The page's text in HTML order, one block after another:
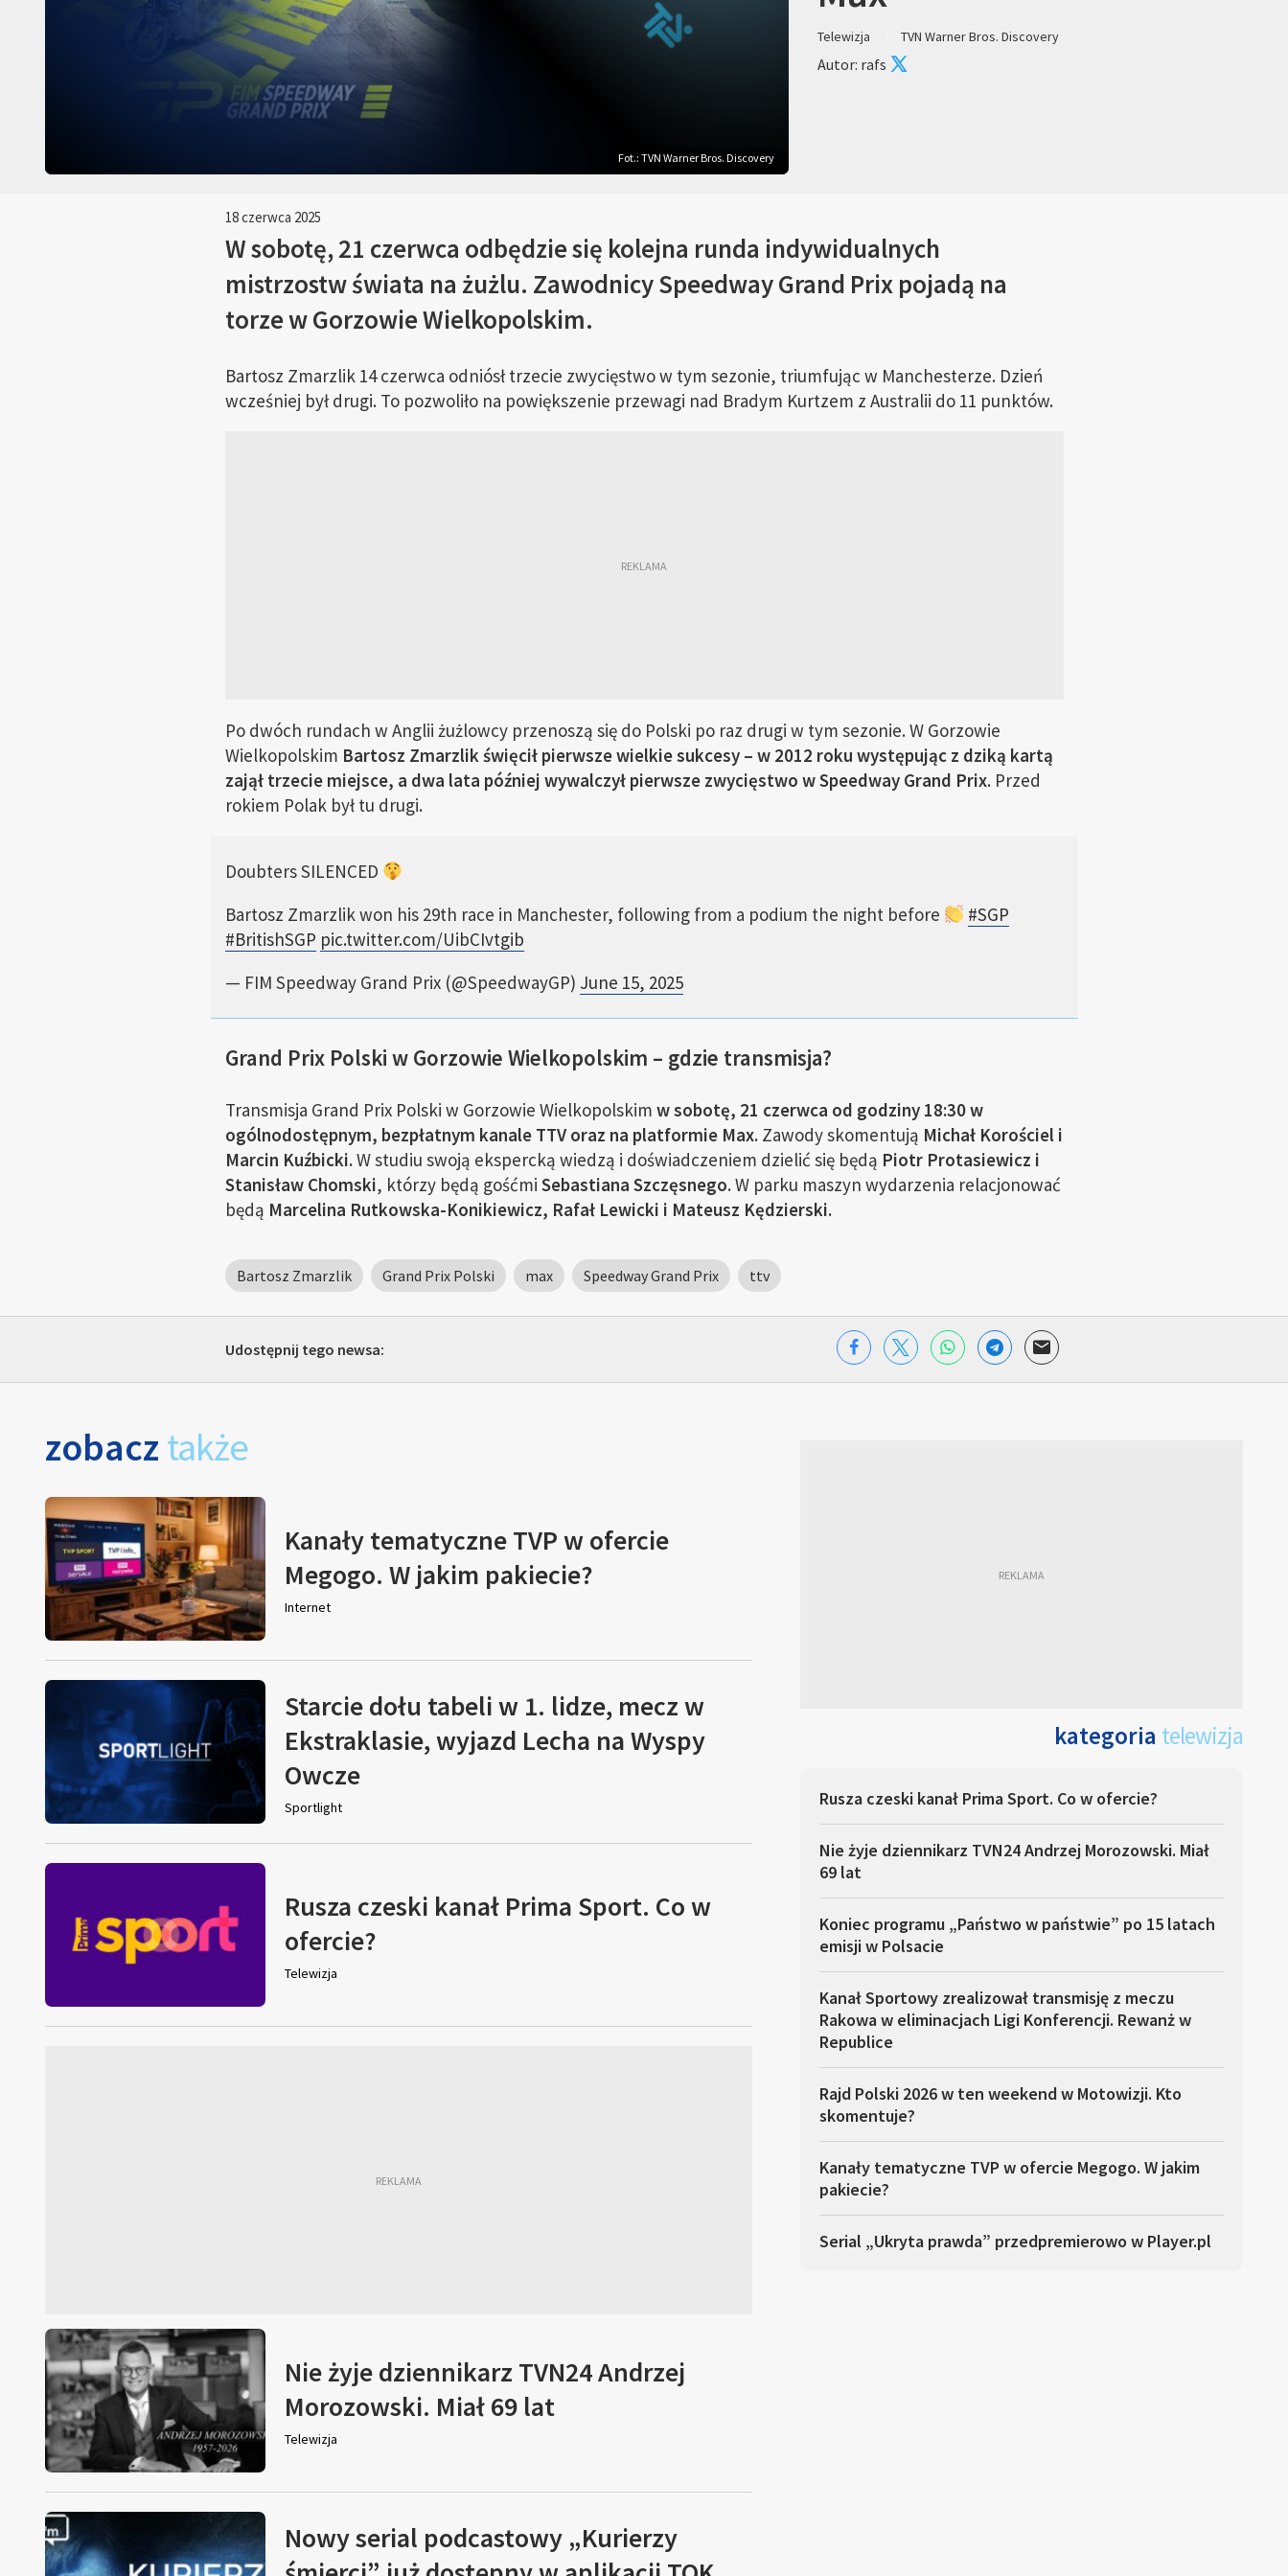
Telewizja TVN Warner Bros. Discovery
Autor: rafs
Fot.: TVN Warner Bros. Discovery
18 czerwca 2025
W sobotę, 21 czerwca odbędzie się kolejna runda indywidualnych
mistrzostw świata na żużlu. Zawodnicy Speedway Grand Prix pojadą na
torze w Gorzowie Wielkopolskim.
Bartosz Zmarzlik 14 czerwca odniósł trzecie zwycięstwo w tym sezonie, triumfując w Manchesterze. Dzień
wcześniej był drugi. To pozwoliło na powiększenie przewagi nad Bradym Kurtzem z Australii do 11 punktów.
Po dwóch rundach w Anglii żużlowcy przenoszą się do Polski po raz drugi w tym sezonie. W Gorzowie
Wielkopolskim Bartosz Zmarzlik święcił pierwsze wielkie sukcesy – w 2012 roku występując z dziką kartą
zajął trzecie miejsce, a dwa lata później wywalczył pierwsze zwycięstwo w Speedway Grand Prix. Przed
rokiem Polak był tu drugi.
Doubters SILENCED
Bartosz Zmarzlik won his 29th race in Manchester, following from a podium the night before
#SGP
#BritishSGP pic.twitter.com/UibCIvtgib
— FIM Speedway Grand Prix (@SpeedwayGP) June 15, 2025
Grand Prix Polski w Gorzowie Wielkopolskim – gdzie transmisja?
Transmisja Grand Prix Polski w Gorzowie Wielkopolskim w sobotę, 21 czerwca od godziny 18:30 w
ogólnodostępnym, bezpłatnym kanale TTV oraz na platformie Max. Zawody skomentują Michał Korościel i
Marcin Kuźbicki.W studiu swoją ekspercką wiedzą i doświadczeniem dzielić się będą Piotr Protasiewicz i
Stanisław Chomski, którzy będą gośćmi Sebastiana Szczęsnego. W parku maszyn wydarzenia relacjonować
będą Marcelina Rutkowska-Konikiewicz, Rafał Lewicki i Mateusz Kędzierski.
Bartosz Zmarzlik Grand Prix Polski max Speedway Grand Prix ttv
Udostępnij tego newsa:
zobacz także
Kanały tematyczne TVP w ofercie
Megogo. W jakim pakiecie?
Internet
Starcie dołu tabeli w 1. lidze, mecz w
Ekstraklasie, wyjazd Lecha na Wyspy
Owcze
Sportlight
Rusza czeski kanał Prima Sport. Co w
ofercie?
Telewizja
Nie żyje dziennikarz TVN24 Andrzej
Morozowski. Miał 69 lat
Telewizja
Nowy serial podcastowy „Kurierzy
kategoria telewizja
Rusza czeski kanał Prima Sport. Co w ofercie?
Nie żyje dziennikarz TVN24 Andrzej Morozowski. Miał
69 lat
Koniec programu „Państwo w państwie” po 15 latach
emisji w Polsacie
Kanał Sportowy zrealizował transmisję z meczu
Rakowa w eliminacjach Ligi Konferencji. Rewanż w
Republice
Rajd Polski 2026 w ten weekend w Motowizji. Kto
skomentuje?
Kanały tematyczne TVP w ofercie Megogo. W jakim
pakiecie?
Serial „Ukryta prawda” przedpremierowo w Player.pl